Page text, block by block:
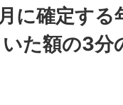
に確定する
た額の3分